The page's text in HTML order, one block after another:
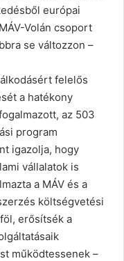
európai
Volán csoport
se változzon –
felelős
a hatékony
az 503
program
igazolja, hogy
vállalatok is
a MÁV és a
költségvetési
erősítsék a
működtessenek –